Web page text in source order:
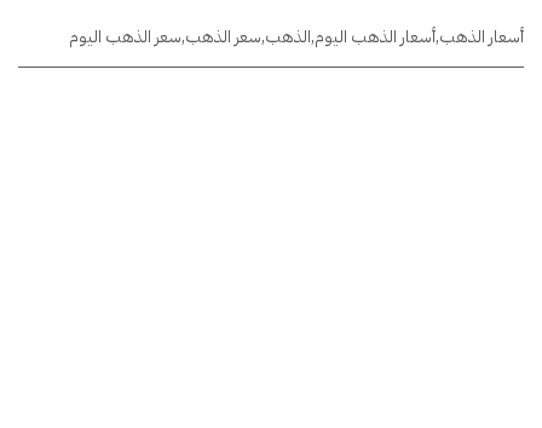
أسعار الذهب,أسعار الذهب اليوم,الذهب,سعر الذهب,سعر الذهب اليوم